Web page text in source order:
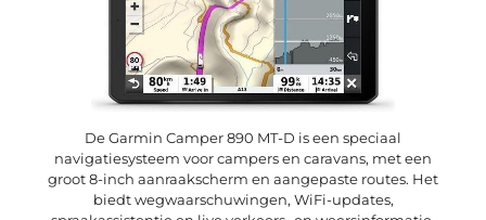
De Garmin Camper 890 MT-D is een speciaal
navigatiesysteem voor campers en caravans, met een
groot 8-inch aanraakscherm en aangepaste routes. Het
biedt wegwaarschuwingen, WiFi-updates,